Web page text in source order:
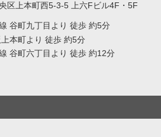
区上本町西5-3-5 上六Fビル4F・5F
谷町九丁目より 徒歩 約5分
本町より 徒歩 約5分
谷町六丁目より 徒歩 約12分